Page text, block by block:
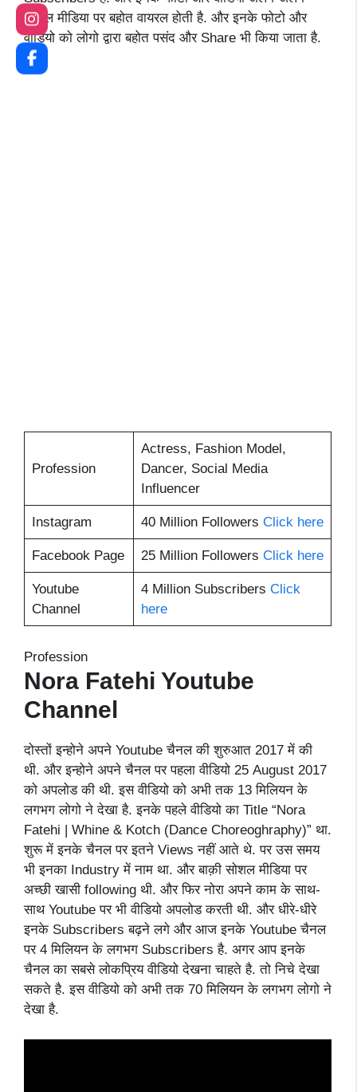
सोशल मीडिया पर बहोत वायरल होती है. और इनके फोटो और
वीडियो को लोगो द्वारा बहोत पसंद और Share भी किया जाता है.
Profession
Actress, Fashion Model,
Dancer, Social Media
Influencer
Instagram 40 Million Followers Click here
Facebook Page 25 Million Followers Click here
Youtube
Channel
4 Million Subscribers Click
here
Profession
Nora Fatehi Youtube
Channel
दोस्तों इन्होने अपने Youtube चैनल की शुरुआत 2017 में की
थी. और इन्होने अपने चैनल पर पहला वीडियो 25 August 2017
को अपलोड की थी. इस वीडियो को अभी तक 13 मिलियन के
लगभग लोगो ने देखा है. इनके पहले वीडियो का Title “Nora
Fatehi | Whine & Kotch (Dance Choreoghraphy)” था.
शुरू में इनके चैनल पर इतने Views नहीं आते थे. पर उस समय
भी इनका Industry में नाम था. और बाक़ी सोशल मीडिया पर
अच्छी खासी following थी. और फिर नोरा अपने काम के साथ-
साथ Youtube पर भी वीडियो अपलोड करती थी. और धीरे-धीरे
इनके Subscribers बढ़ने लगे और आज इनके Youtube चैनल
पर 4 मिलियन के लगभग Subscribers है. अगर आप इनके
चैनल का सबसे लोकप्रिय वीडियो देखना चाहते है. तो निचे देखा
सकते है. इस वीडियो को अभी तक 70 मिलियन के लगभग लोगो ने
देखा है.